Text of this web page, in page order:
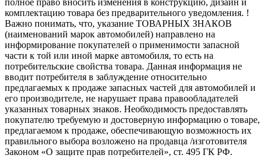
полное право вносить изменения в конструкцию, дизайн и
комплектацию товара без предварительного уведомления. !
Важно понимать, что, указание ТОВАРНЫХ ЗНАКОВ
(наименований марок автомобилей) направлено на
информирование покупателей о применимости запасной
части к той или иной марке автомобиля, то есть на
потребительские свойства товара. Данная информация не
вводит потребителя в заблуждение относительно
предлагаемых к продаже запасных частей для автомобилей и
его производителе, не нарушает права правообладателей
указанных товарных знаков. Необходимость предоставлять
покупателю требуемую и достоверную информацию о товаре,
предлагаемом к продаже, обеспечивающую возможность их
правильного выбора возложено на продавца /изготовителя
Законом «О защите прав потребителей», ст. 495 ГК РФ.